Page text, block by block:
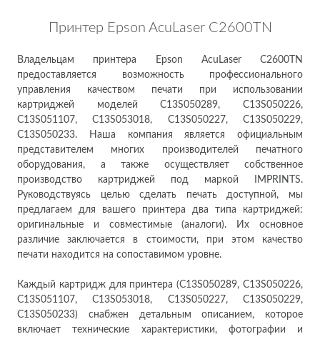
Принтер Epson AcuLaser C2600TN
Владельцам принтера Epson AcuLaser C2600TN
предоставляется возможность профессионального
управления качеством печати при использовании
картриджей моделей C13S050289, C13S050226,
C13S051107, C13S053018, C13S050227, C13S050229,
C13S050233. Наша компания является официальным
представителем многих производителей печатного
оборудования, а также осуществляет собственное
производство картриджей под маркой IMPRINTS.
Руководствуясь целью сделать печать доступной, мы
предлагаем для вашего принтера два типа картриджей:
оригинальные и совместимые (аналоги). Их основное
различие заключается в стоимости, при этом качество
печати находится на сопоставимом уровне.
Каждый картридж для принтера (C13S050289, C13S050226,
C13S051107, C13S053018, C13S050227, C13S050229,
C13S050233) снабжен детальным описанием, которое
включает технические характеристики, фотографии и